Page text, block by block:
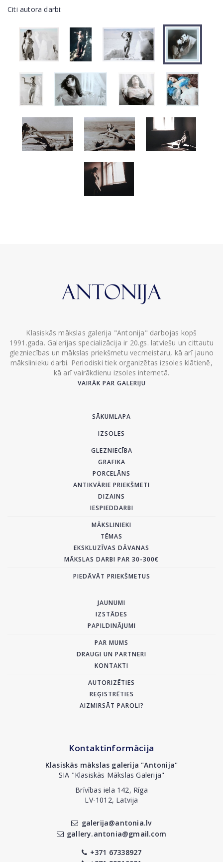
Citi autora darbi:
Klasiskās mākslas galerija "Antonija" darbojas kopš
1991.gada. Galerijas specializācija ir 20.gs. latviešu un cittautu
glezniecības un mākslas priekšmetu vecmeistaru, kā arī jauno
mākslinieku darbi. Periodiski tiek organizētas izsoles klātienē,
kā arī vairākdienu izsoles internetā.
VAIRĀK PAR GALERIJU
SĀKUMLAPA
IZSOLES
GLEZNIECĪBA
GRAFIKA
PORCELĀNS
ANTIKVĀRIE PRIEKŠMETI
DIZAINS
IESPIEDDARBI
MĀKSLINIEKI
TĒMAS
EKSKLUZĪVAS DĀVANAS
MĀKSLAS DARBI PAR 30-300€
PIEDĀVĀT PRIEKŠMETUS
JAUNUMI
IZSTĀDES
PAPILDINĀJUMI
PAR MUMS
DRAUGI UN PARTNERI
KONTAKTI
AUTORIZĒTIES
REĢISTRĒTIES
AIZMIRSĀT PAROLI?
Kontaktinformācija
Klasiskās mākslas galerija "Antonija"
SIA "Klasiskās Mākslas Galerija"
Brīvības iela 142, Rīga
LV-1012, Latvija
galerija@antonia.lv
gallery.antonia@gmail.com
+371 67338927